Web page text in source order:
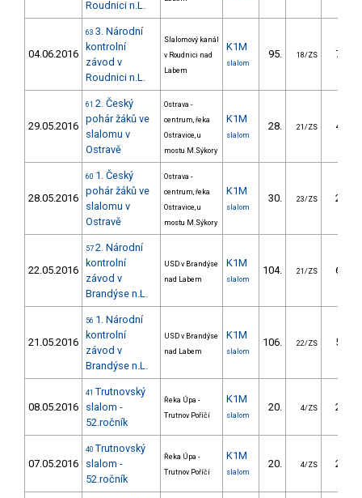
Roudnici n.L.
04.06.2016
63 3. Národní
kontrolní
závod v
Roudnici n.L.
Slalomový kanál
v Roudnici nad
Labem
K1M
slalom
95. 18/ZS 72.51
29.05.2016
61 2. Český
pohár žáků ve
slalomu v
Ostravě
Ostrava -
centrum, řeka
Ostravice, u
mostu M.Sýkory
K1M
slalom
28. 21/ZS 42.01
28.05.2016
60 1. Český
pohár žáků ve
slalomu v
Ostravě
Ostrava -
centrum, řeka
Ostravice, u
mostu M.Sýkory
K1M
slalom
30. 23/ZS 22.72
22.05.2016
57 2. Národní
kontrolní
závod v
Brandýse n.L.
USD v Brandýse
nad Labem
K1M
slalom
104. 21/ZS 69.57
21.05.2016
56 1. Národní
kontrolní
závod v
Brandýse n.L.
USD v Brandýse
nad Labem
K1M
slalom
106. 22/ZS 58.47
08.05.2016
41 Trutnovský
slalom -
52.ročník
Řeka Úpa -
Trutnov Poříčí
K1M
slalom
20. 4/ZS 20.90
07.05.2016
40 Trutnovský
slalom -
52.ročník
Řeka Úpa -
Trutnov Poříčí
K1M
slalom
20. 4/ZS 21.07